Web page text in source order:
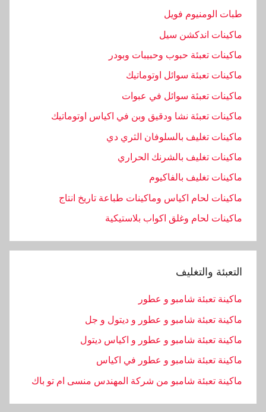
طبات الومنيوم فويل
ماكينات اندكشن سيل
ماكينات تعبئة حبوب وحبيبات وبودر
ماكينات تعبئة سوائل اوتوماتيك
ماكينات تعبئة سوائل في عبوات
ماكينات تعبئة نشا ودقيق وبن في اكياس اوتوماتيك
ماكينات تغليف بالسلوفان الثري دي
ماكينات تغليف بالشرنك الحراري
ماكينات تغليف بالفاكيوم
ماكينات لحام اكياس وماكينات طباعة تاريخ انتاج
ماكينات لحام وغلق اكواب بلاستيكية
التعبئة والتغليف
ماكينة تعبئة شامبو و عطور
ماكينة تعبئة شامبو و عطور و ديتول و جل
ماكينة تعبئة شامبو و عطور و اكياس ديتول
ماكينة تعبئة شامبو و عطور في اكياس
ماكينة تعبئة شامبو من شركة المهندس منسى ام تو باك